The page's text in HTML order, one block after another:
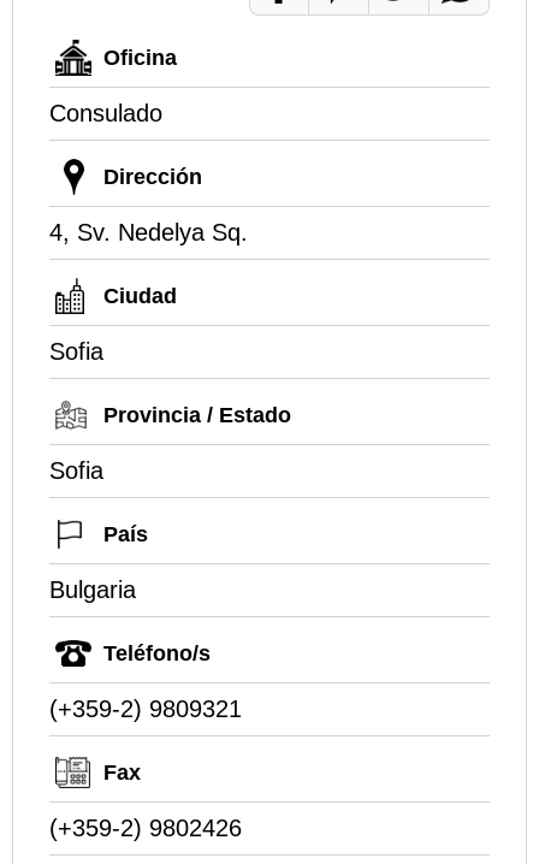
Oficina
Consulado
Dirección
4, Sv. Nedelya Sq.
Ciudad
Sofia
Provincia / Estado
Sofia
País
Bulgaria
Teléfono/s
(+359-2) 9809321
Fax
(+359-2) 9802426